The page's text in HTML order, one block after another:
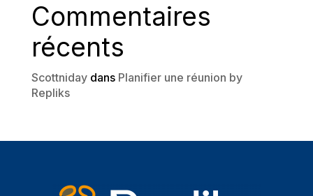
Commentaires
récents
Scottnidaydans Planifier une réunion by
Repliks